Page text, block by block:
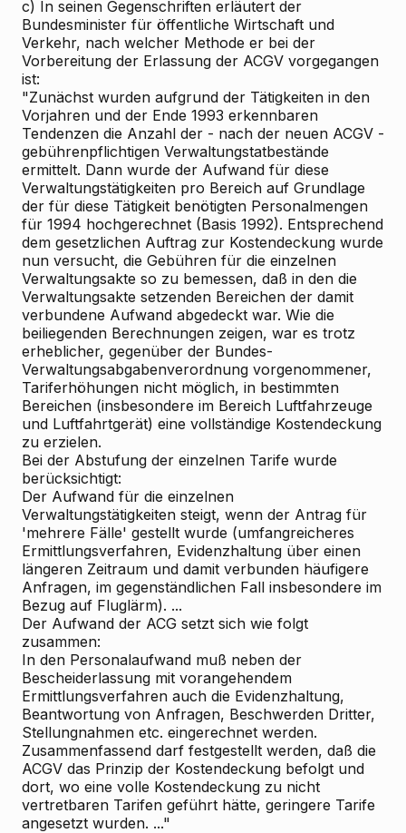
c) In seinen Gegenschriften erläutert der
Bundesminister für öffentliche Wirtschaft und
Verkehr, nach welcher Methode er bei der
Vorbereitung der Erlassung der ACGV vorgegangen
ist:
"Zunächst wurden aufgrund der Tätigkeiten in den
Vorjahren und der Ende 1993 erkennbaren
Tendenzen die Anzahl der - nach der neuen ACGV -
gebührenpflichtigen Verwaltungstatbestände
ermittelt. Dann wurde der Aufwand für diese
Verwaltungstätigkeiten pro Bereich auf Grundlage
der für diese Tätigkeit benötigten Personalmengen
für 1994 hochgerechnet (Basis 1992). Entsprechend
dem gesetzlichen Auftrag zur Kostendeckung wurde
nun versucht, die Gebühren für die einzelnen
Verwaltungsakte so zu bemessen, daß in den die
Verwaltungsakte setzenden Bereichen der damit
verbundene Aufwand abgedeckt war. Wie die
beiliegenden Berechnungen zeigen, war es trotz
erheblicher, gegenüber der Bundes-
Verwaltungsabgabenverordnung vorgenommener,
Tariferhöhungen nicht möglich, in bestimmten
Bereichen (insbesondere im Bereich Luftfahrzeuge
und Luftfahrtgerät) eine vollständige Kostendeckung
zu erzielen.
Bei der Abstufung der einzelnen Tarife wurde
berücksichtigt:
Der Aufwand für die einzelnen
Verwaltungstätigkeiten steigt, wenn der Antrag für
'mehrere Fälle' gestellt wurde (umfangreicheres
Ermittlungsverfahren, Evidenzhaltung über einen
längeren Zeitraum und damit verbunden häufigere
Anfragen, im gegenständlichen Fall insbesondere im
Bezug auf Fluglärm). ...
Der Aufwand der ACG setzt sich wie folgt
zusammen:
In den Personalaufwand muß neben der
Bescheiderlassung mit vorangehendem
Ermittlungsverfahren auch die Evidenzhaltung,
Beantwortung von Anfragen, Beschwerden Dritter,
Stellungnahmen etc. eingerechnet werden.
Zusammenfassend darf festgestellt werden, daß die
ACGV das Prinzip der Kostendeckung befolgt und
dort, wo eine volle Kostendeckung zu nicht
vertretbaren Tarifen geführt hätte, geringere Tarife
angesetzt wurden. ..."